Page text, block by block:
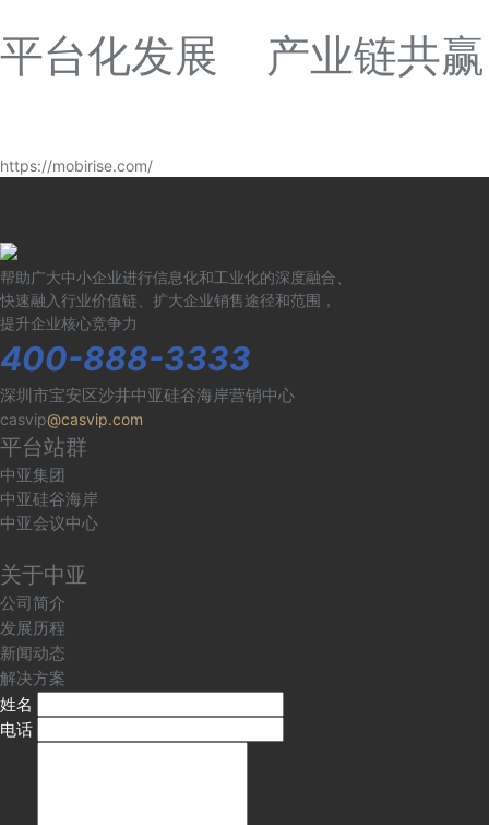
平台化发展 产业链共赢
https://mobirise.com/
帮助广大中小企业进行信息化和工业化的深度融合、
快速融入行业价值链、扩大企业销售途径和范围，
提升企业核心竞争力
400-888-3333
深圳市宝安区沙井中亚硅谷海岸营销中心
casvip@casvip.com
平台站群
中亚集团
中亚硅谷海岸
中亚会议中心
关于中亚
公司简介
发展历程
新闻动态
解决方案
姓名
电话